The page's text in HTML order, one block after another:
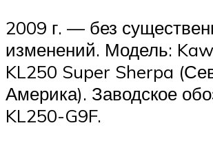
2009 г. — без
изменений. Модель:
KL250 Super Sherpa
Америка). Заводское
KL250-G9F.